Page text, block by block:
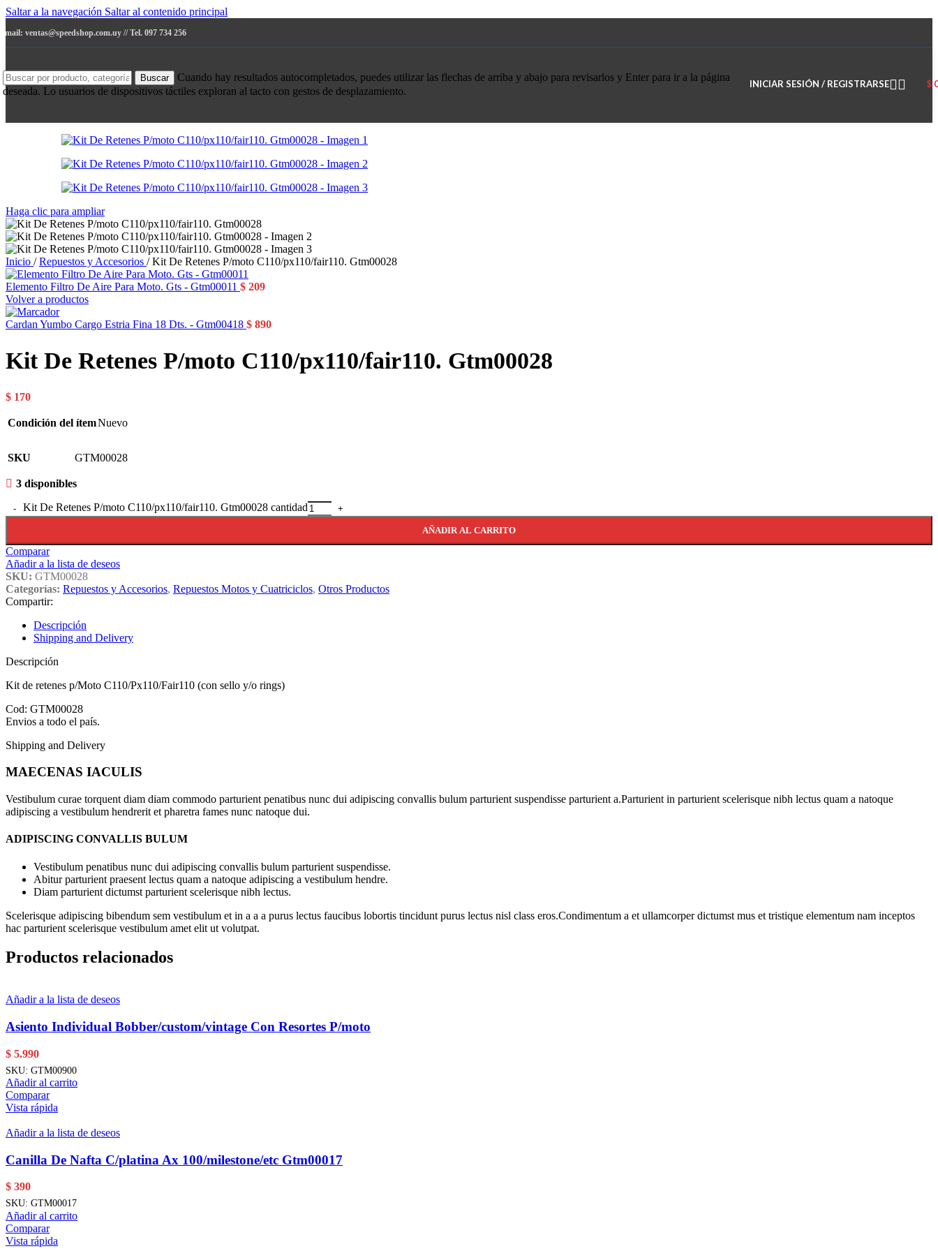
Saltar a la navegación Saltar al contenido principal
mail: ventas@speedshop.com.uy // Tel. 097 734 256
Buscar
Cuando hay resultados autocompletados, puedes utilizar las flechas de arriba y abajo para revisarlos y Enter para ir a la página
deseada. Lo usuarios de dispositivos táctiles exploran al tacto con gestos de desplazamiento.
INICIAR SESIÓN / REGISTRARSE $
Haga clic para ampliar
Inicio / Repuestos y Accesorios / Kit De Retenes P/moto C110/px110/fair110. Gtm00028
Elemento Filtro De Aire Para Moto. Gts - Gtm00011 $ 209
Volver a productos
Cardan Yumbo Cargo Estria Fina 18 Dts. - Gtm00418 $ 890
Kit De Retenes P/moto C110/px110/fair110. Gtm00028
$ 170
Condición del ítemNuevo
SKU GTM00028
3 disponibles
Kit De Retenes P/moto C110/px110/fair110. Gtm00028 cantidad
AÑADIR AL CARRITO
Comparar
Añadir a la lista de deseos
SKU: GTM00028
Categorías: Repuestos y Accesorios, Repuestos Motos y Cuatriciclos, Otros Productos
Compartir:
Descripción
Shipping and Delivery
Descripción
Kit de retenes p/Moto C110/Px110/Fair110 (con sello y/o rings)
Cod: GTM00028
Envios a todo el país.
Shipping and Delivery
MAECENAS IACULIS
Vestibulum curae torquent diam diam commodo parturient penatibus nunc dui adipiscing convallis bulum parturient suspendisse parturient a.Parturient in parturient scelerisque nibh lectus quam a natoque
adipiscing a vestibulum hendrerit et pharetra fames nunc natoque dui.
ADIPISCING CONVALLIS BULUM
Vestibulum penatibus nunc dui adipiscing convallis bulum parturient suspendisse.
Abitur parturient praesent lectus quam a natoque adipiscing a vestibulum hendre.
Diam parturient dictumst parturient scelerisque nibh lectus.
Scelerisque adipiscing bibendum sem vestibulum et in a a a purus lectus faucibus lobortis tincidunt purus lectus nisl class eros.Condimentum a et ullamcorper dictumst mus et tristique elementum nam inceptos
hac parturient scelerisque vestibulum amet elit ut volutpat.
Productos relacionados
Añadir a la lista de deseos
Asiento Individual Bobber/custom/vintage Con Resortes P/moto
$ 5.990
SKU: GTM00900
Añadir al carrito
Comparar
Vista rápida
Añadir a la lista de deseos
Canilla De Nafta C/platina Ax 100/milestone/etc Gtm00017
$ 390
SKU: GTM00017
Añadir al carrito
Comparar
Vista rápida